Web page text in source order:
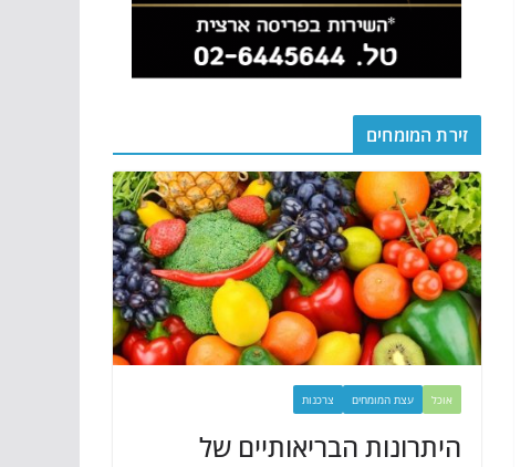
זירת המומחים
אוכל עצת המומחים צרכנות
היתרונות הבריאותיים של